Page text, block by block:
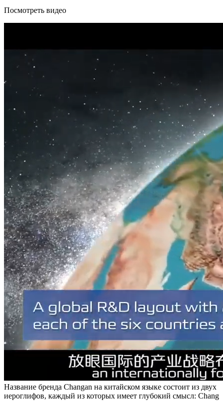
Посмотреть видео
Название бренда Changan на китайском языке состоит из двух
иероглифов, каждый из которых имеет глубокий смысл: Chang